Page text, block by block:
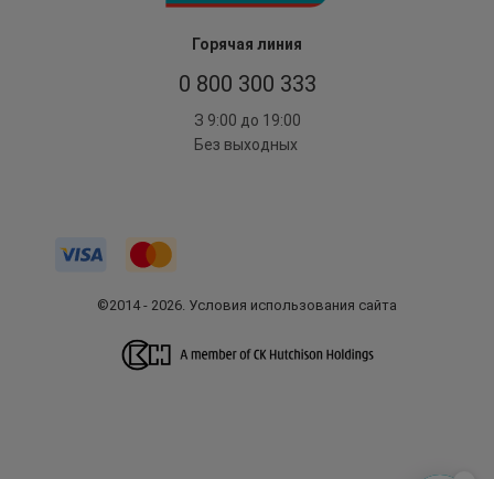
Горячая линия
0 800 300 333
З 9:00 до 19:00
Без выходных
©2014 - 2026. Условия использования сайта